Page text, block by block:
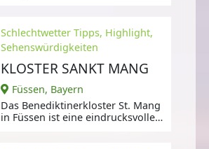
Schlechtwetter Tipps, Highlight,
Sehenswürdigkeiten
KLOSTER SANKT MANG
Füssen, Bayern
Das Benediktinerkloster St. Mang
in Füssen ist eine eindrucksvolle